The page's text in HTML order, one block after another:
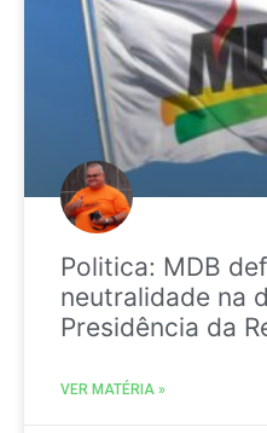
Politica: MDB
neutralidade na
Presidência da
VER MATÉRIA »